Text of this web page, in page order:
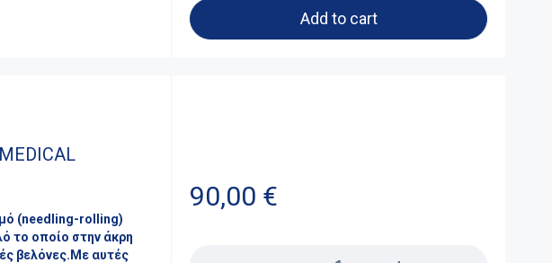
Add to cart
(needling-rolling)
το οποίο στην άκρη
βελόνες.Με αυτές
90,00 €